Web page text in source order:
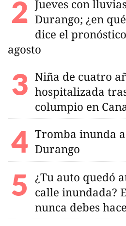
Jueves con
Durango; ¿en
dice el
agosto
Niña de cuatro
hospitalizada
columpio en
Tromba inunda
Durango
¿Tu auto quedó
calle inundada?
nunca debes